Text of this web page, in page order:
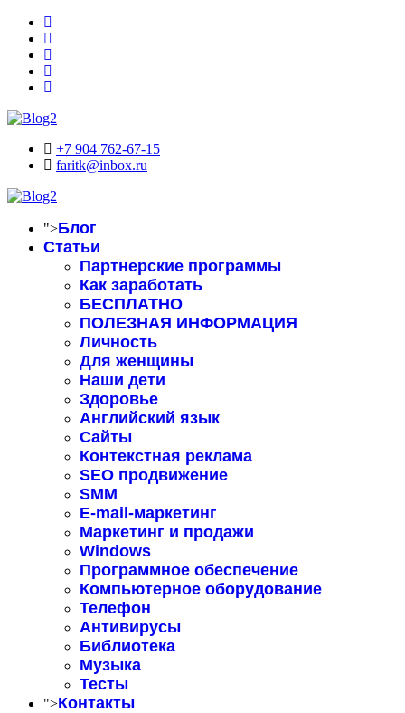
+7 904 762-67-15
faritk@inbox.ru
">Блог
Статьи
Партнерские программы
Как заработать
БЕСПЛАТНО
ПОЛЕЗНАЯ ИНФОРМАЦИЯ
Личность
Для женщины
Наши дети
Здоровье
Английский язык
Сайты
Контекстная реклама
SEO продвижение
SMM
E-mail-маркетинг
Маркетинг и продажи
Windows
Программное обеспечение
Компьютерное оборудование
Телефон
Антивирусы
Библиотека
Музыка
Тесты
">Контакты